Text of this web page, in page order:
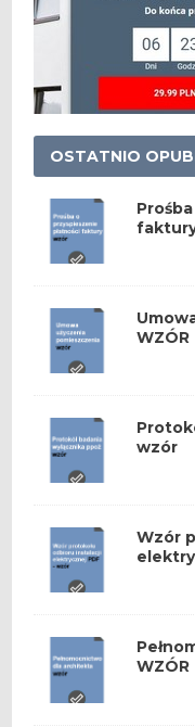
OSTATNIO
WZÓR
wzór
Wzór
WZÓR